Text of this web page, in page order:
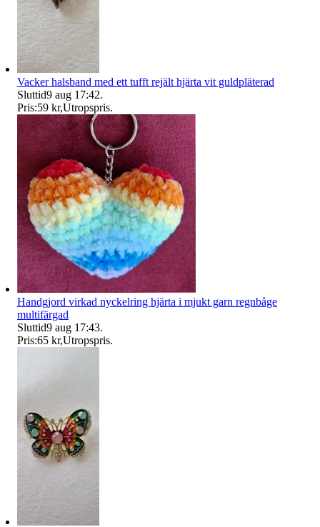
Vacker halsband med ett tufft rejält hjärta vit guldpläterad
Sluttid9 aug 17:42.
Pris:59 kr,Utropspris.
Handgjord virkad nyckelring hjärta i mjukt garn regnbåge
multifärgad
Sluttid9 aug 17:43.
Pris:65 kr,Utropspris.